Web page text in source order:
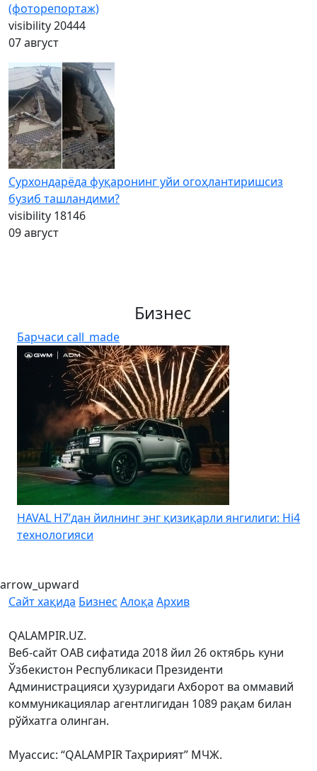
(фоторепортаж)
visibility20444
07 август
Сурхондарёда фуқаронинг уйи огоҳлантиришсиз
бузиб ташландими?
visibility 18146
09 август
Бизнес
Барчаси call_made
HAVAL H7’дан йилнинг энг қизиқарли янгилиги: Hi4
технологияси
arrow_upward
Сайт хақида Бизнес Алоқа Архив
QALAMPIR.UZ.
Веб-сайт ОАВ сифатида 2018 йил 26 октябрь куни
Ўзбекистон Республикаси Президенти
Администрацияси ҳузуридаги Ахборот ва оммавий
коммуникациялар агентлигидан 1089 рақам билан
рўйхатга олинган.
Муассис: “QALAMPIR Таҳририят” МЧЖ.